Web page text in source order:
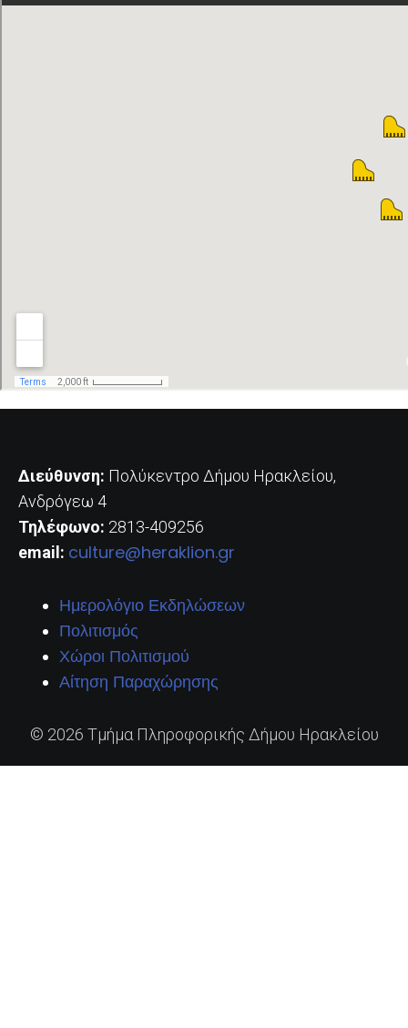
Διεύθυνση: Πολύκεντρο Δήμου Ηρακλείου,
Ανδρόγεω 4
Τηλέφωνο: 2813-409256
email: culture@heraklion.gr
Ημερολόγιο Εκδηλώσεων
Πολιτισμός
Χώροι Πολιτισμού
Αίτηση Παραχώρησης
© 2026 Τμήμα Πληροφορικής Δήμου Ηρακλείου